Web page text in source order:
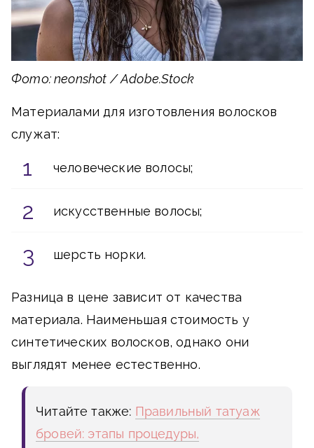
Фото: neonshot / Adobe.Stock
Материалами для изготовления волосков
служат:
человеческие волосы;
искусственные волосы;
шерсть норки.
Разница в цене зависит от качества
материала. Наименьшая стоимость у
синтетических волосков, однако они
выглядят менее естественно.
Читайте также: Правильный татуаж
бровей: этапы процедуры,